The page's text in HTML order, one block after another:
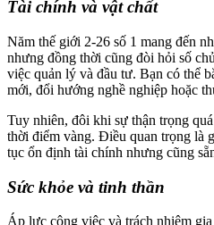
Tài chính và vật chất
Năm thế giới 2-26 số 1 mang đến
nhưng đồng thời cũng đòi hỏi số
việc quản lý và đầu tư. Bạn có thể
mới, đổi hướng nghề nghiệp hoặc
Tuy nhiên, đôi khi sự thận trọng
thời điểm vàng. Điều quan trọng là
tục ổn định tài chính nhưng cũng
Sức khỏe và tinh thần
Áp lực công việc và trách nhiệm